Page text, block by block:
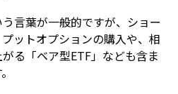
言葉が一般的ですが、ショー
ットオプションの購入や、相
る「ベア型ETF」なども含ま